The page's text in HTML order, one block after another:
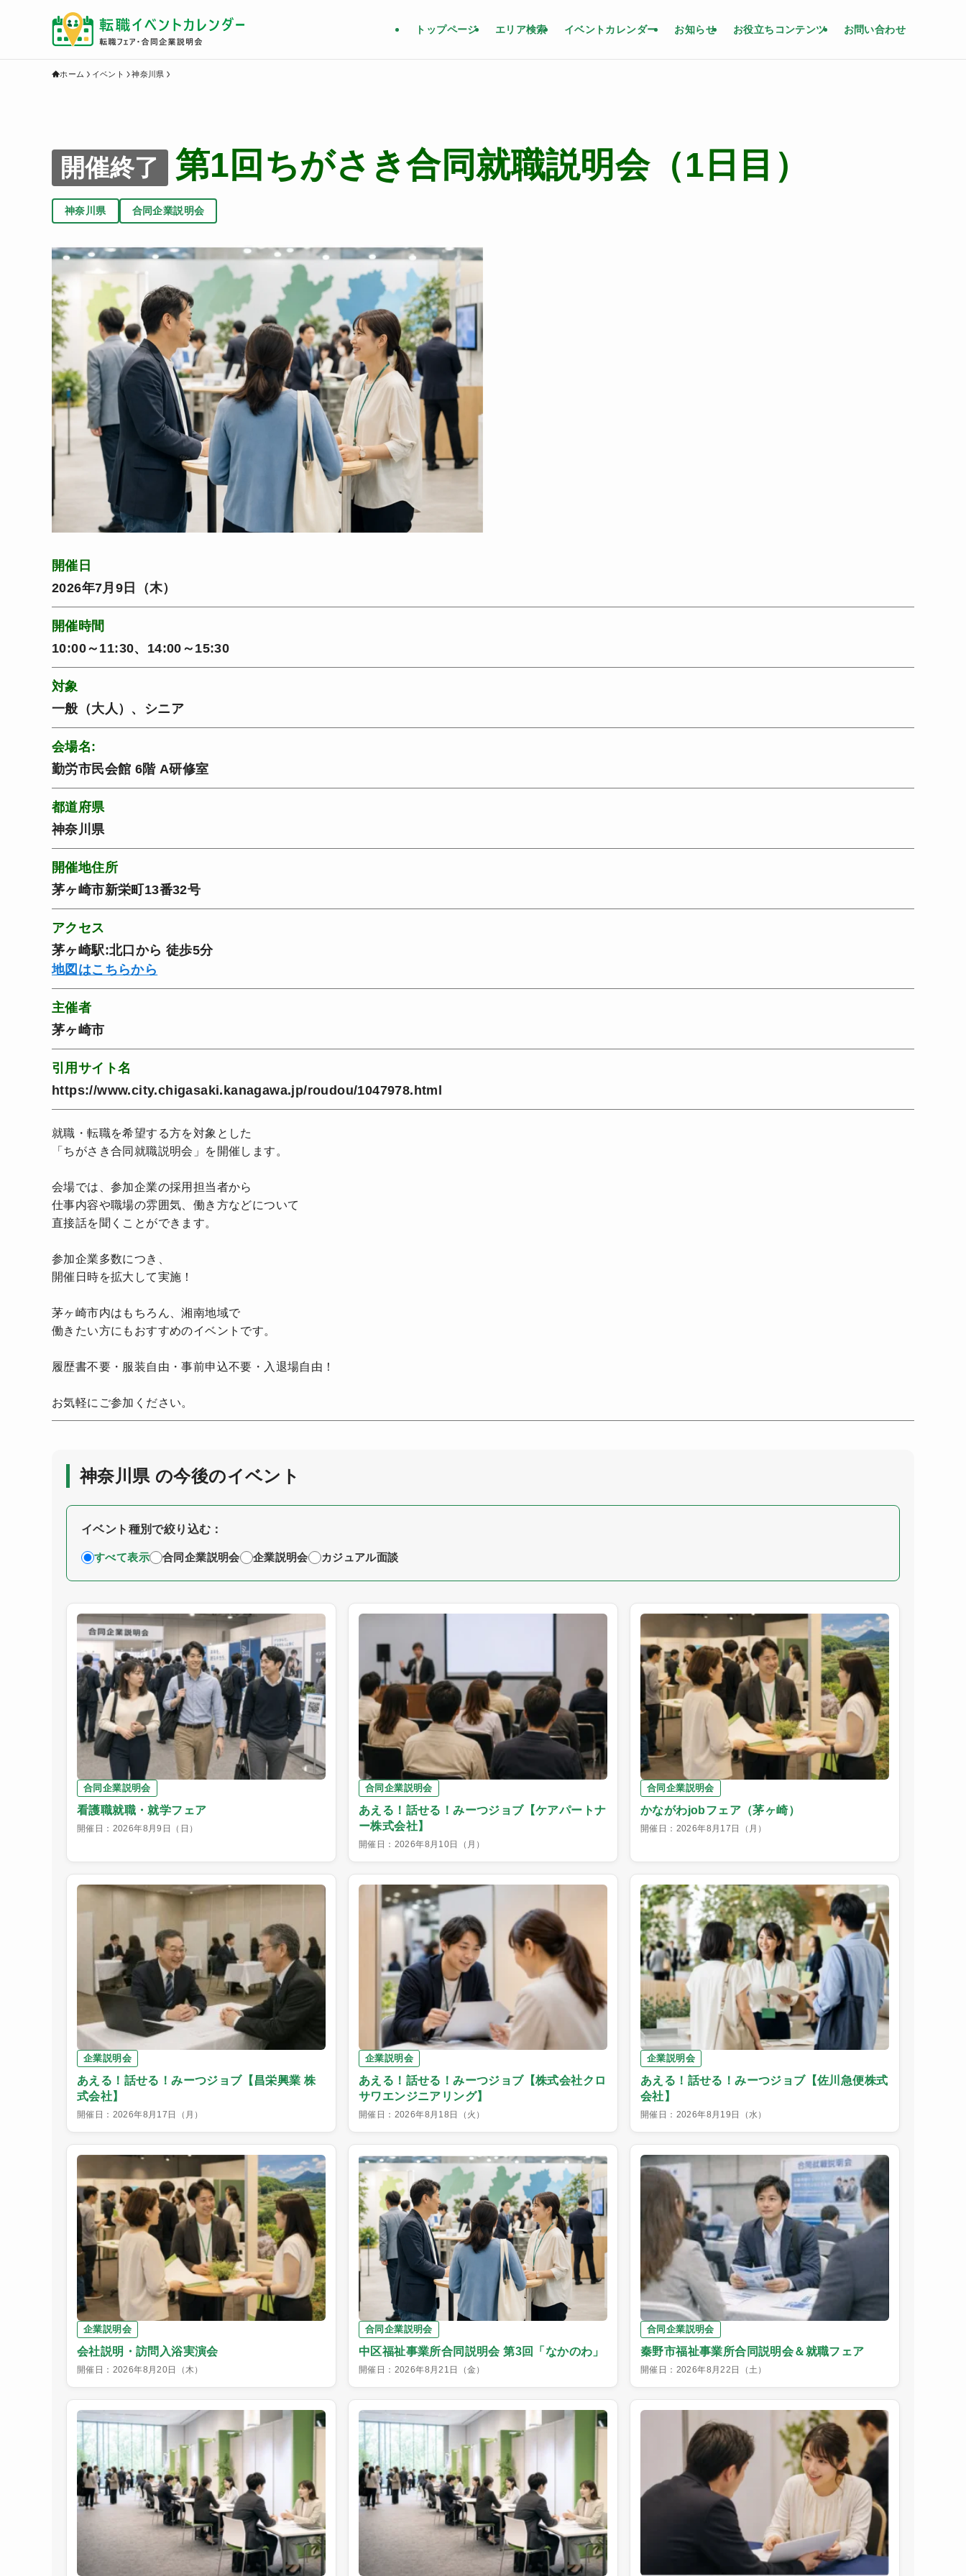
トップページ エリア検索 イベントカレンダー お知らせ お役立ちコンテンツ お問い合わせ
ホーム イベント 神奈川県
開催終了 第1回ちがさき合同就職説明会（1日目）
神奈川県 合同企業説明会
開催日
2026年7月9日（木）
開催時間
10:00～11:30、14:00～15:30
対象
一般（大人）、シニア
会場名:
勤労市民会館 6階 A研修室
都道府県
神奈川県
開催地住所
茅ヶ崎市新栄町13番32号
アクセス
茅ヶ崎駅:北口から 徒歩5分
地図はこちらから
主催者
茅ヶ崎市
引用サイト名
https://www.city.chigasaki.kanagawa.jp/roudou/1047978.html
就職・転職を希望する方を対象とした
「ちがさき合同就職説明会」を開催します。
会場では、参加企業の採用担当者から
仕事内容や職場の雰囲気、働き方などについて
直接話を聞くことができます。
参加企業多数につき、
開催日時を拡大して実施！
茅ヶ崎市内はもちろん、湘南地域で
働きたい方にもおすすめのイベントです。
履歴書不要・服装自由・事前申込不要・入退場自由！
お気軽にご参加ください。
神奈川県 の今後のイベント
イベント種別で絞り込む：
すべて表示 合同企業説明会 企業説明会 カジュアル面談
合同企業説明会
看護職就職・就学フェア
開催日：2026年8月9日（日）
合同企業説明会
あえる！話せる！みーつジョブ【ケアパートナ
ー株式会社】
開催日：2026年8月10日（月）
合同企業説明会
かながわjobフェア（茅ヶ崎）
開催日：2026年8月17日（月）
企業説明会
あえる！話せる！みーつジョブ【昌栄興業 株
式会社】
開催日：2026年8月17日（月）
企業説明会
あえる！話せる！みーつジョブ【株式会社クロ
サワエンジニアリング】
開催日：2026年8月18日（火）
企業説明会
あえる！話せる！みーつジョブ【佐川急便株式
会社】
開催日：2026年8月19日（水）
企業説明会
会社説明・訪問入浴実演会
開催日：2026年8月20日（木）
合同企業説明会
中区福祉事業所合同説明会 第3回「なかのわ」
開催日：2026年8月21日（金）
合同企業説明会
秦野市福祉事業所合同説明会＆就職フェア
開催日：2026年8月22日（土）